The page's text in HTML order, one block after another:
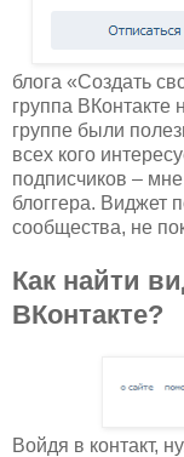
блога «Создать
группа ВКонтакте
группе были
всех кого
подписчиков –
блоггера. Виджет
сообщества, не
Как найти
ВКонтакте?
Войдя в контакт,